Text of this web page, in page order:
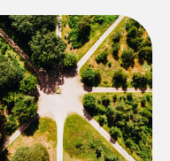
råd til at spare penge på